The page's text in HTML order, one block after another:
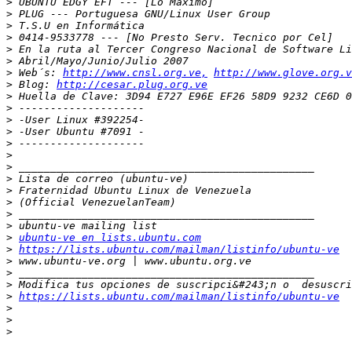
>
>
>
>
>
> Web´s: http://www.cnsl.org.ve,
http://
> Blog: http://cesar.plug.org.ve
>
>
>
>
>
>
>
>
>
>
>
>
> ubuntu-ve en lists.ubuntu.com
> https://lists.ubuntu.com/mailman/listinfo/ubuntu-ve
>
>
>
> https://lists.ubuntu.com/mailman/listinfo/ubuntu-ve
>
>
>